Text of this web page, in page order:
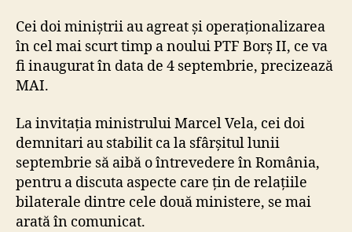
Cei doi miniștrii au agreat și operaționalizarea
în cel mai scurt timp a noului PTF Borș II, ce va
fi inaugurat în data de 4 septembrie, precizează
MAI.
La invitația ministrului Marcel Vela, cei doi
demnitari au stabilit ca la sfârșitul lunii
septembrie să aibă o întrevedere în România,
pentru a discuta aspecte care țin de relațiile
bilaterale dintre cele două ministere, se mai
arată în comunicat.